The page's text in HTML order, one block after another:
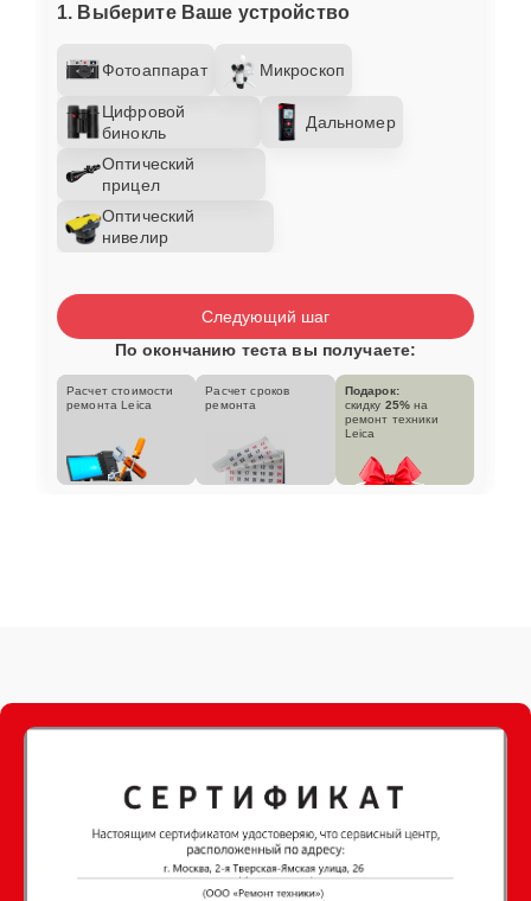
1. Выберите Ваше устройство
Фотоаппарат Микроскоп
Цифровой
бинокль
Дальномер
Оптический
прицел
Оптический
нивелир
Следующий шаг
По окончанию теста вы получаете:
Расчет стоимости
ремонта Leica
Расчет сроков
ремонта
Подарок:
скидку 25% на
ремонт техники
Leica